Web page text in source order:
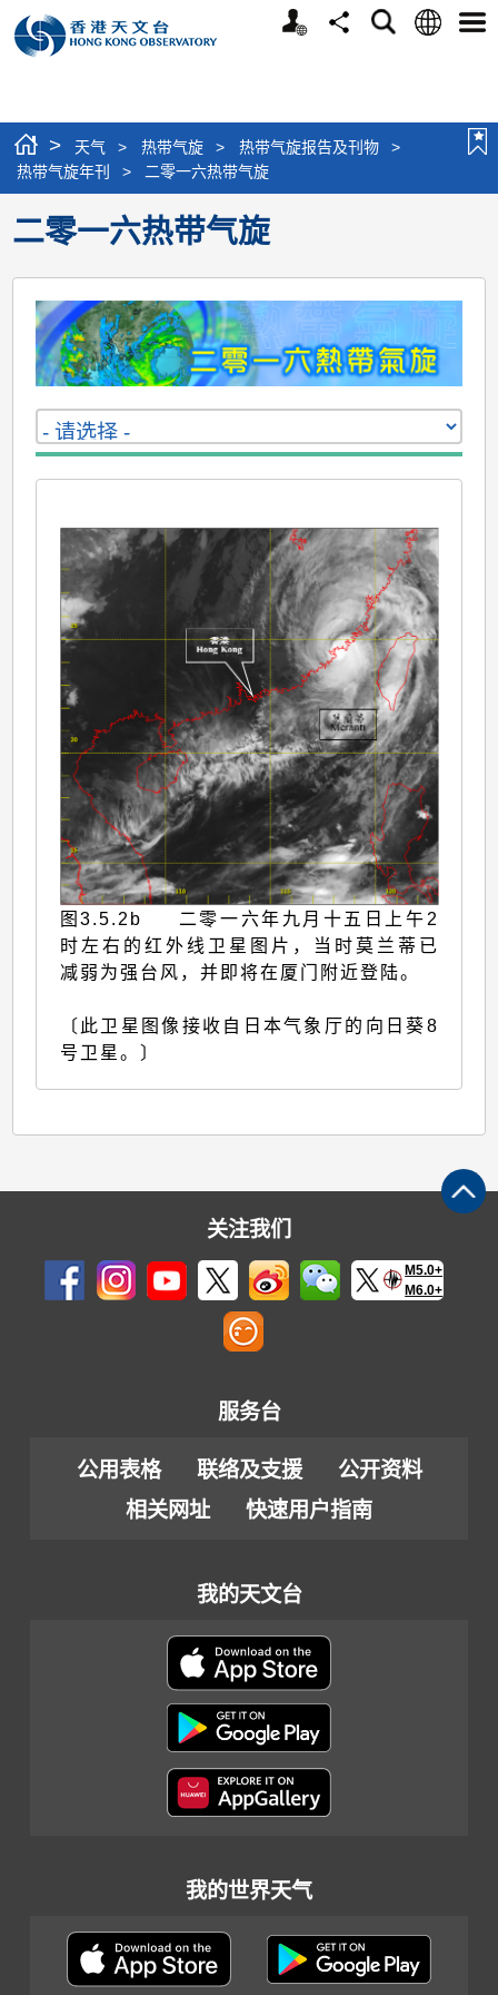
个
分
搜
语
选
> 天气 > 热带气旋 > 热带气旋报告及刊物
>
热带气旋年刊
> 二零一六热带气旋
二零一六热带气旋
图3.5.2b 二零一六年九月十五日上午2
时左右的红外线卫星图片，当时莫兰蒂已
减弱为强台风，并即将在厦门附近登陆。
〔此卫星图像接收自日本气象厅的向日葵8
号卫星。〕
关注我们
M5.0+
M6.0+
服务台
公用表格 联络及支援
公开资料
相关网址
快速用户指南
我的天文台
我的世界天气